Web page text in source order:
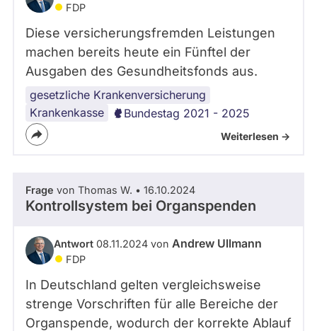
FDP
Diese versicherungsfremden Leistungen
machen bereits heute ein Fünftel der
Ausgaben des Gesundheitsfonds aus.
gesetzliche Krankenversicherung
Krankenkasse
Bundestag 2021 - 2025
Weiterlesen ->
Frage von Thomas W. • 16.10.2024
Kontrollsystem bei Organspenden
Antwort 08.11.2024 von Andrew Ullmann
FDP
In Deutschland gelten vergleichsweise
strenge Vorschriften für alle Bereiche der
Organspende, wodurch der korrekte Ablauf